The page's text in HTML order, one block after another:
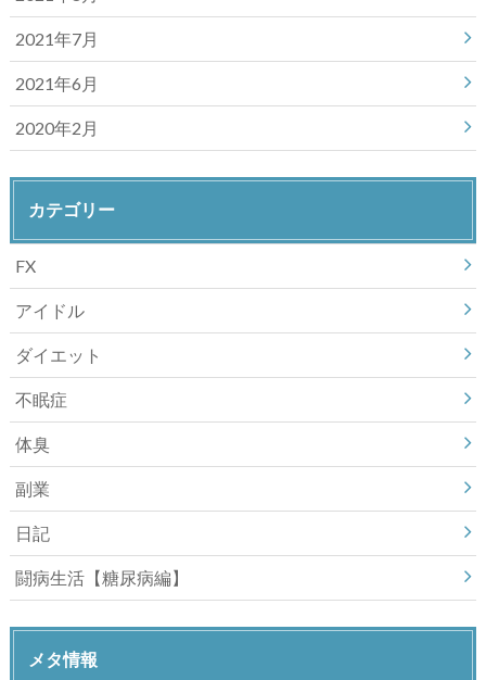
2021年7月
2021年6月
2020年2月
カテゴリー
FX
アイドル
ダイエット
不眠症
体臭
副業
日記
闘病生活【糖尿病編】
メタ情報